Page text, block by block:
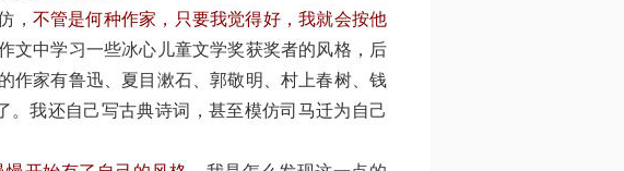
， 不管是何种作家，只要我觉得好，我就会按他
文中学习一些冰心儿童文学奖获奖者的风格，后
作家有鲁迅、夏目漱石、郭敬明、村上春树、钱
我还自己写古典诗词，甚至模仿司马迁为自己